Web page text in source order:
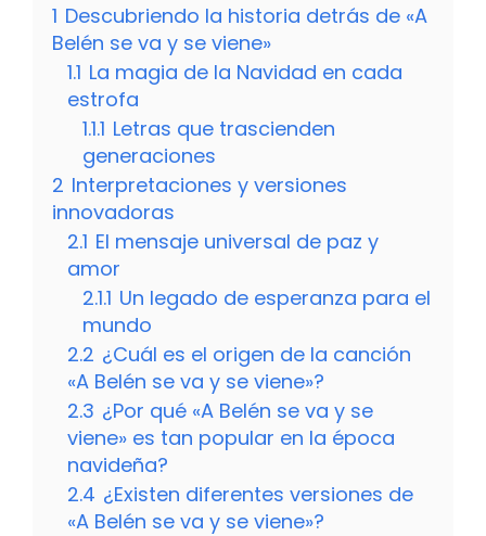
1 Descubriendo la historia detrás de «A
Belén se va y se viene»
1.1 La magia de la Navidad en cada
estrofa
1.1.1 Letras que trascienden
generaciones
2 Interpretaciones y versiones
innovadoras
2.1 El mensaje universal de paz y
amor
2.1.1 Un legado de esperanza para el
mundo
2.2 ¿Cuál es el origen de la canción
«A Belén se va y se viene»?
2.3 ¿Por qué «A Belén se va y se
viene» es tan popular en la época
navideña?
2.4 ¿Existen diferentes versiones de
«A Belén se va y se viene»?